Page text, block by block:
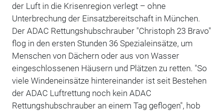
der Luft in die Krisenregion verlegt – ohne
Unterbrechung der Einsatzbereitschaft in München.
Der ADAC Rettungshubschrauber "Christoph 23 Bravo"
flog in den ersten Stunden 36 Spezialeinsätze, um
Menschen von Dächern oder aus von Wasser
eingeschlossenen Häusern und Plätzen zu retten. "So
viele Windeneinsätze hintereinander ist seit Bestehen
der ADAC Luftrettung noch kein ADAC
Rettungshubschrauber an einem Tag geflogen", hob